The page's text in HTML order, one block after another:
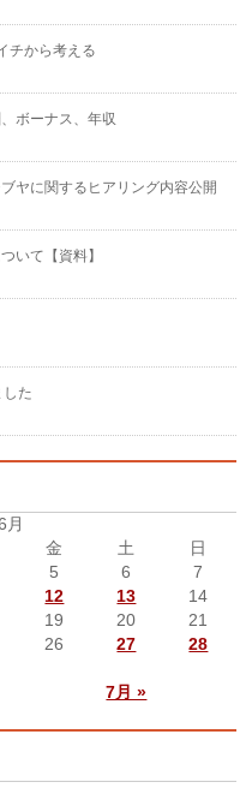
チから考える
ボーナス、年収
ヤに関するヒアリング内容公開
いて【資料】
た
月
金 土 日
7月 »
5 6
7
12 13
14
19 20
21
26 27
28